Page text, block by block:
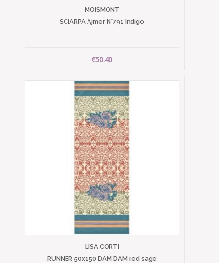
MOISMONT
SCIARPA Ajmer N°791 Indigo
€50.40
LISA CORTI
RUNNER 50x150 DAM DAM red sage